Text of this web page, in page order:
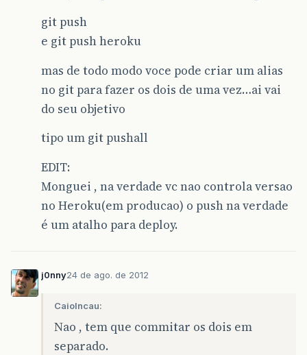
git push
e git push heroku
mas de todo modo voce pode criar um alias
no git para fazer os dois de uma vez…ai vai
do seu objetivo
tipo um git pushall
EDIT:
Monguei , na verdade vc nao controla versao
no Heroku(em producao) o push na verdade
é um atalho para deploy.
j0nny24 de ago. de 2012
CaioIncau:
Nao , tem que commitar os dois em
separado.